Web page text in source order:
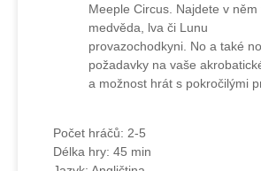
Meeple Circus. Najdete v něm
medvěda, lva či Lunu
provazochodkyni. No a také
požadavky na vaše
a možnost hrát s pokročilými
Počet hráčů: 2-5
Délka hry: 45 min